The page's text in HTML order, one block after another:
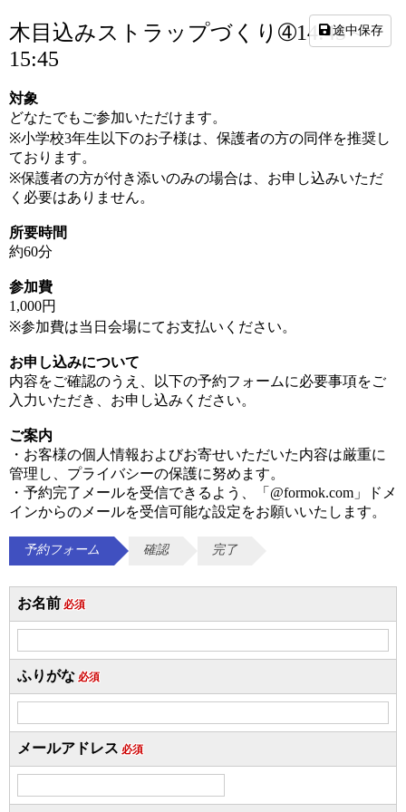
木目込みストラップづくり➃14:45～
15:45
対象
どなたでもご参加いただけます。
※小学校3年生以下のお子様は、保護者の方の同伴を推奨し
ております。
※保護者の方が付き添いのみの場合は、お申し込みいただ
く必要はありません。
所要時間
約60分
参加費
1,000円
※参加費は当日会場にてお支払いください。
お申し込みについて
内容をご確認のうえ、以下の予約フォームに必要事項をご
入力いただき、お申し込みください。
ご案内
・お客様の個人情報およびお寄せいただいた内容は厳重に
管理し、プライバシーの保護に努めます。
・予約完了メールを受信できるよう、「 @formok.com 」ドメ
インからのメールを受信可能な設定をお願いいたします。
予約フォーム 確認 完了
お名前 必須
ふりがな 必須
メールアドレス 必須
途中保存